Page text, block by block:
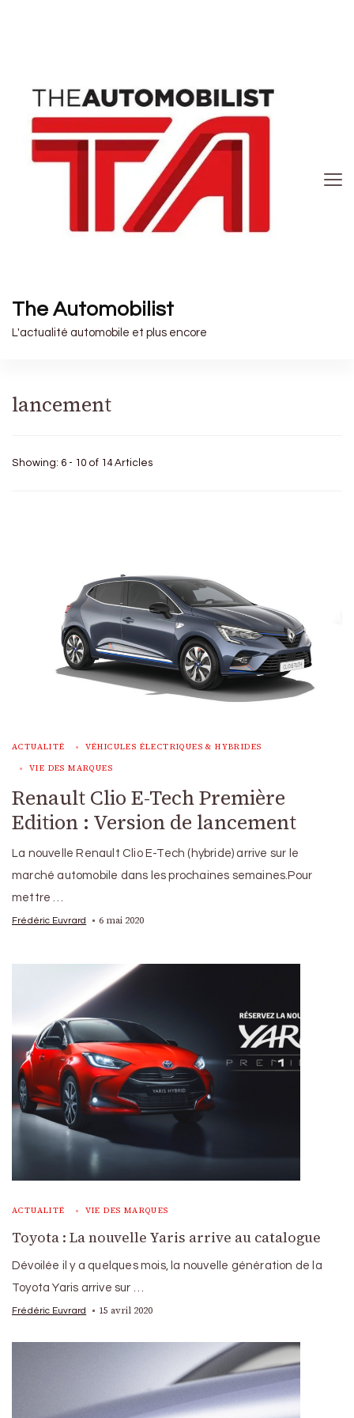
The Automobilist
L'actualité automobile et plus encore
lancement
Showing: 6 - 10 of 14 Articles
ACTUALITÉ VÉHICULES ÉLECTRIQUES & HYBRIDES
VIE DES MARQUES
Renault Clio E-Tech Première
Edition : Version de lancement
La nouvelle Renault Clio E-Tech (hybride) arrive sur le
marché automobile dans les prochaines semaines.Pour
mettre …
Frédéric Euvrard 6 mai 2020
ACTUALITÉ VIE DES MARQUES
Toyota : La nouvelle Yaris arrive au catalogue
Dévoilée il y a quelques mois, la nouvelle génération de la
Toyota Yaris arrive sur …
Frédéric Euvrard 15 avril 2020